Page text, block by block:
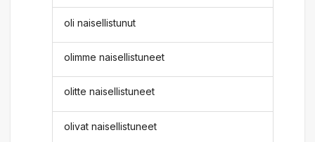
oli naisellistunut
olimme naisellistuneet
olitte naisellistuneet
olivat naisellistuneet